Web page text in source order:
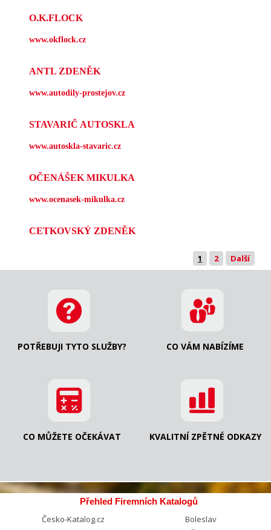
O.K.FLOCK
www.okflock.cz
ANTL ZDENĚK
www.autodily-prostejov.cz
STAVARIČ AUTOSKLA
www.autoskla-stavaric.cz
OČENÁŠEK MIKULKA
www.ocenasek-mikulka.cz
CETKOVSKÝ ZDENĚK
1 2 Další
POTŘEBUJI TYTO SLUŽBY? CO VÁM NABÍZÍME
CO MŮŽETE OČEKÁVAT KVALITNÍ ZPĚTNÉ ODKAZY
Přehled Firemních Katalogů
Česko-Katalog.cz
Boleslav